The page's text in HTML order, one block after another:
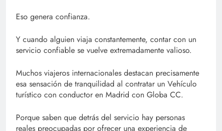
Eso genera confianza.
Y cuando alguien viaja constantemente, contar con un
servicio confiable se vuelve extremadamente valioso.
Muchos viajeros internacionales destacan precisamente
esa sensación de tranquilidad al contratar un Vehículo
turístico con conductor en Madrid con Globa CC.
Porque saben que detrás del servicio hay personas
reales preocupadas por ofrecer una experiencia de